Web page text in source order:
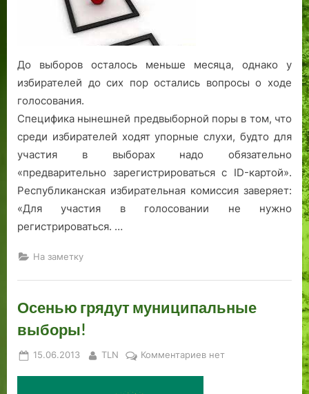
До выборов осталось меньше месяца, однако у
избирателей до сих пор остались вопросы о ходе
голосования.
Специфика нынешней предвыборной поры в том, что
среди избирателей ходят упорные слухи, будто для
участия в выборах надо обязательно
«предварительно зарегистрироваться с ID-картой».
Республиканская избирательная комиссия заверяет:
«Для участия в голосовании не нужно
регистрироваться. …
На заметку
Осенью грядут муниципальные
выборы!
Posted
15.06.2013 By
TLN Комментариевкнет